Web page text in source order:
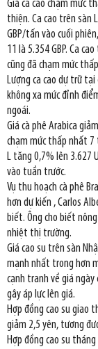
Giá ca cao chạm mức
thiện. Ca cao trên sàn
GBP/tấn vào cuối
11 là 5.354 GBP. Ca
cũng đã chạm mức
Lượng ca cao dự trữ tại
không xa mức đỉnh
ngoái.
Giá cà phê Arabica
chạm mức thấp nhất 7
L tăng 0,7% lên 3.627
vào tuần trước.
Vụ thu hoạch cà phê
hơn dự kiến , Carlos
biết. Ông cho biết
nhiệt thị trường.
Giá cao su trên sàn
mạnh nhất trong hơn
cạnh tranh về giá ngày
gây áp lực lên giá.
Hợp đồng cao su giao
giảm 2,5 yên, tương
Hợp đồng cao su